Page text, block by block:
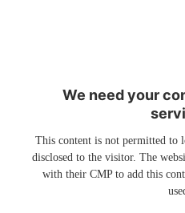
We need your
This content is not permitted to
disclosed to the visitor. The
with their CMP to add this